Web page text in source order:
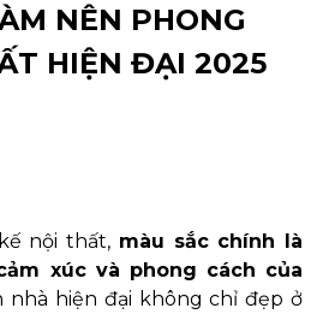
NÊN PHONG
HIỆN ĐẠI 2025
nội thất, màu sắc chính là
xúc và phong cách của
nhà hiện đại không chỉ đẹp ở